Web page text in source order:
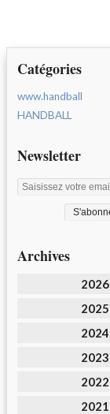
Catégories
www.handball
HANDBALL
Newsletter
Archives
2026
2025
2024
2023
2022
2021